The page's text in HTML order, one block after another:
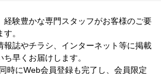
経験豊かな専門スタッフがお客様のご要
。
報誌やチラシ、インターネット等に掲載
早くお届けします。
時にWeb会員登録も完了し、会員限定